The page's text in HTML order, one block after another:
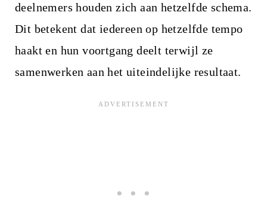
deelnemers houden zich aan hetzelfde schema.
Dit betekent dat iedereen op hetzelfde tempo
haakt en hun voortgang deelt terwijl ze
samenwerken aan het uiteindelijke resultaat.